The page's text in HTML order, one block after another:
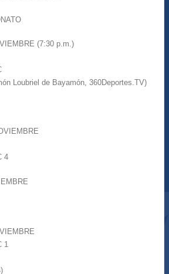
(7:30 p.m.)
Loubriel de Bayamón, 360Deportes.TV)
4
1